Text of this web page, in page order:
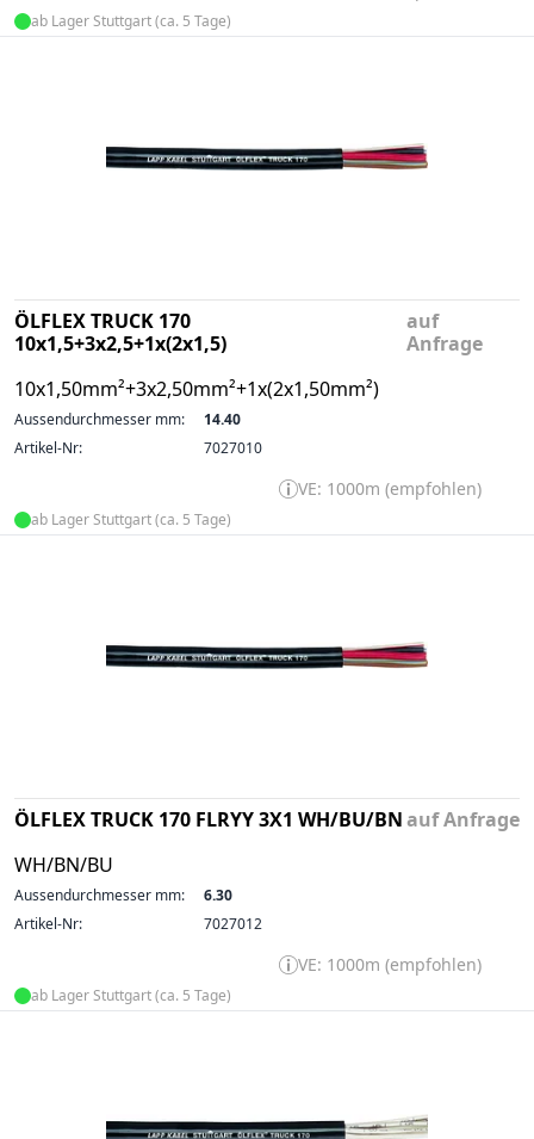
ab Lager Stuttgart (ca. 5 Tage)
ÖLFLEX TRUCK 170
10x1,5+3x2,5+1x(2x1,5)
10x1,50mm²+3x2,50mm²+1x(2x1,50mm²)
auf
Anfrage
Aussendurchmesser mm:
14.40
Artikel-Nr:
7027010
VE: 1000m (empfohlen)
ab Lager Stuttgart (ca. 5 Tage)
ÖLFLEX TRUCK 170 FLRYY 3X1 WH/BU/BN
WH/BN/BU
auf Anfrage
Aussendurchmesser mm:
6.30
Artikel-Nr:
7027012
VE: 1000m (empfohlen)
ab Lager Stuttgart (ca. 5 Tage)